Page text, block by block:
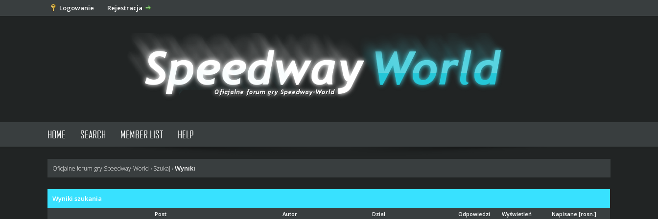
Logowanie Rejestracja
HOME SEARCH MEMBER LIST HELP
Oficjalne forum gry Speedway-World › Szukaj ›Wyniki
Wyniki szukania
Post Autor Dział Odpowiedzi Wyświetleń Napisane [rosn.]